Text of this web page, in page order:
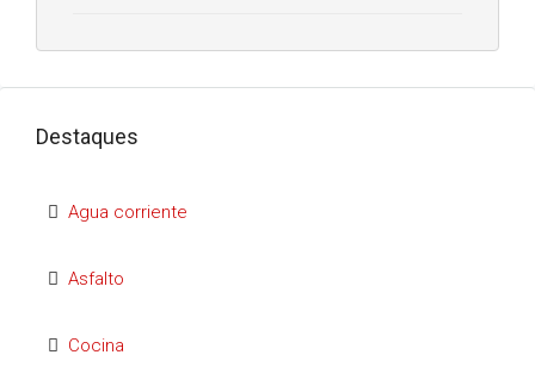
Destaques
Agua corriente
Asfalto
Cocina